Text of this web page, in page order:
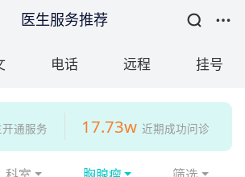
医生服务推荐
电话 远程 挂号
开通服务 17.73w 近期成功问诊